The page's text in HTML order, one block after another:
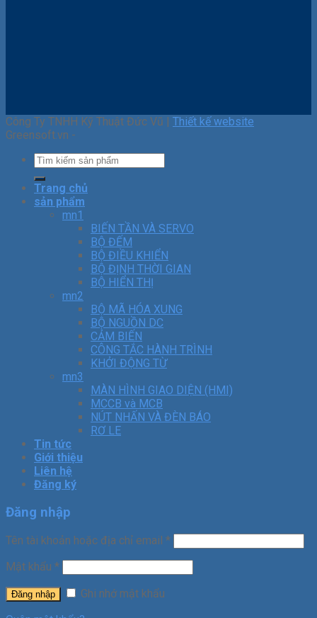
Công Ty TNHH Kỹ Thuật Đức Vũ | Thiết kế website
Greensoft.vn -
Trang chủ
sản phẩm
mn1
BIẾN TẦN VÀ SERVO
BỘ ĐẾM
BỘ ĐIỀU KHIỂN
BỘ ĐỊNH THỜI GIAN
BỘ HIỂN THỊ
mn2
BỘ MÃ HÓA XUNG
BỘ NGUỒN DC
CẢM BIẾN
CÔNG TẮC HÀNH TRÌNH
KHỞI ĐỘNG TỪ
mn3
MÀN HÌNH GIAO DIỆN (HMI)
MCCB và MCB
NÚT NHẤN VÀ ĐÈN BÁO
RƠ LE
Tin tức
Giới thiệu
Liên hệ
Đăng ký
Đăng nhập
Tên tài khoản hoặc địa chỉ email *
Mật khẩu *
Đăng nhập
Ghi nhớ mật khẩu